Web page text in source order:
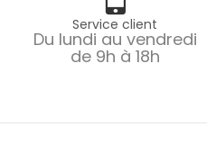
Service client
Du lundi au vendredi
de 9h à 18h